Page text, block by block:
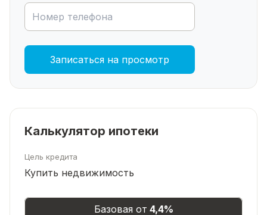
Записаться на просмотр
Калькулятор ипотеки
Цель кредита
Купить недвижимость
Базовая от 4,4%